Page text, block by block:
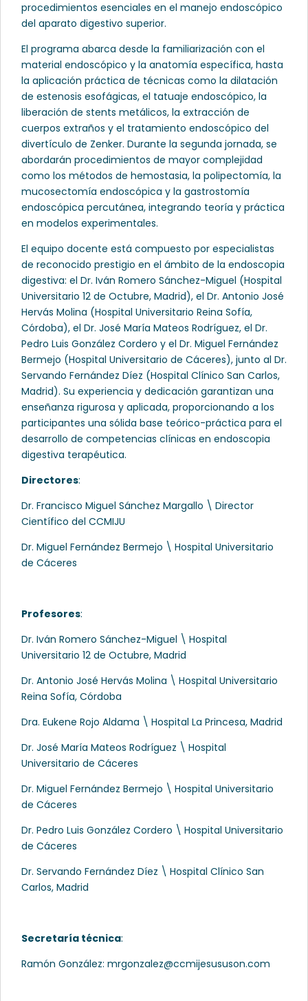
procedimientos esenciales en el manejo endoscópico
del aparato digestivo superior.
El programa abarca desde la familiarización con el
material endoscópico y la anatomía específica, hasta
la aplicación práctica de técnicas como la dilatación
de estenosis esofágicas, el tatuaje endoscópico, la
liberación de stents metálicos, la extracción de
cuerpos extraños y el tratamiento endoscópico del
divertículo de Zenker. Durante la segunda jornada, se
abordarán procedimientos de mayor complejidad
como los métodos de hemostasia, la polipectomía, la
mucosectomía endoscópica y la gastrostomía
endoscópica percutánea, integrando teoría y práctica
en modelos experimentales.
El equipo docente está compuesto por especialistas
de reconocido prestigio en el ámbito de la endoscopia
digestiva: el Dr. Iván Romero Sánchez-Miguel (Hospital
Universitario 12 de Octubre, Madrid), el Dr. Antonio José
Hervás Molina (Hospital Universitario Reina Sofía,
Córdoba), el Dr. José María Mateos Rodríguez, el Dr.
Pedro Luis González Cordero y el Dr. Miguel Fernández
Bermejo (Hospital Universitario de Cáceres), junto al Dr.
Servando Fernández Díez (Hospital Clínico San Carlos,
Madrid). Su experiencia y dedicación garantizan una
enseñanza rigurosa y aplicada, proporcionando a los
participantes una sólida base teórico-práctica para el
desarrollo de competencias clínicas en endoscopia
digestiva terapéutica.
Directores:
Dr. Francisco Miguel Sánchez Margallo \ Director
Científico del CCMIJU
Dr. Miguel Fernández Bermejo \ Hospital Universitario
de Cáceres
Profesores:
Dr. Iván Romero Sánchez-Miguel \ Hospital
Universitario 12 de Octubre, Madrid
Dr. Antonio José Hervás Molina \ Hospital Universitario
Reina Sofía, Córdoba
Dra. Eukene Rojo Aldama \ Hospital La Princesa, Madrid
Dr. José María Mateos Rodríguez \ Hospital
Universitario de Cáceres
Dr. Miguel Fernández Bermejo \ Hospital Universitario
de Cáceres
Dr. Pedro Luis González Cordero \ Hospital Universitario
de Cáceres
Dr. Servando Fernández Díez \ Hospital Clínico San
Carlos, Madrid
Secretaría técnica:
Ramón González: mrgonzalez@ccmijesususon.com